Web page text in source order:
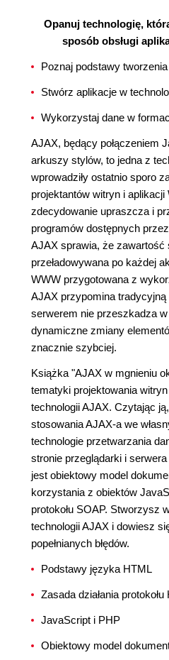
Opanuj technologię,
sposób obsługi
Poznaj podstawy
Stwórz aplikacje w
Wykorzystaj dane w
AJAX, będący połączeniem
arkuszy stylów, to jedna z
wprowadziły ostatnio sporo
projektantów witryn i
zdecydowanie upraszcza i
programów dostępnych
AJAX sprawia, że zawartość
przeładowywana po każdej
WWW przygotowana z
AJAX przypomina
serwerem nie przeszkadza
dynamiczne zmiany
znacznie szybciej.
Książka "AJAX w mgnieniu
tematyki projektowania
technologii AJAX. Czytając
stosowania AJAX-a we
technologie przetwarzania
stronie przeglądarki i
jest obiektowy model
korzystania z obiektów
protokołu SOAP. Stworzysz
technologii AJAX i dowiesz
popełnianych błędów.
Podstawy języka HTML
Zasada działania protokołu
JavaScript i PHP
Obiektowy model